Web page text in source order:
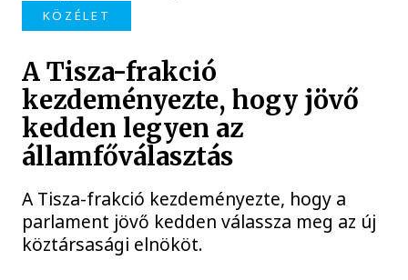
KÖZÉLET
A Tisza-frakció
kezdeményezte, hogy jövő
kedden legyen az
államfőválasztás
A Tisza-frakció kezdeményezte, hogy a
parlament jövő kedden válassza meg az új
köztársasági elnököt.